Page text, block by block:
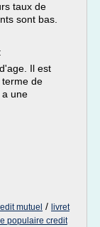
taux de
sont bas.
Il est
de
a une
mutuel / livret
populaire credit